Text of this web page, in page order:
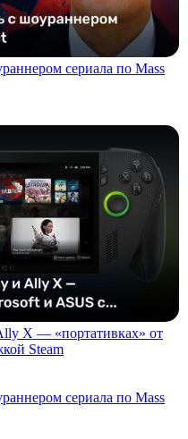
сериала по Mass
X — «портативках» от
Steam
сериала по Mass